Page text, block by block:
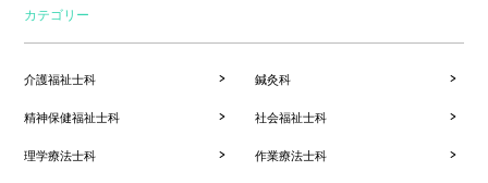
カテゴリー
介護福祉士科 鍼灸科
精神保健福祉士科 社会福祉士科
理学療法士科 作業療法士科